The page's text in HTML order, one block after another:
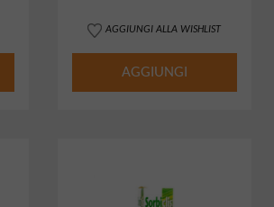
AGGIUNGI ALLA WISHLIST
AGGIUNGI